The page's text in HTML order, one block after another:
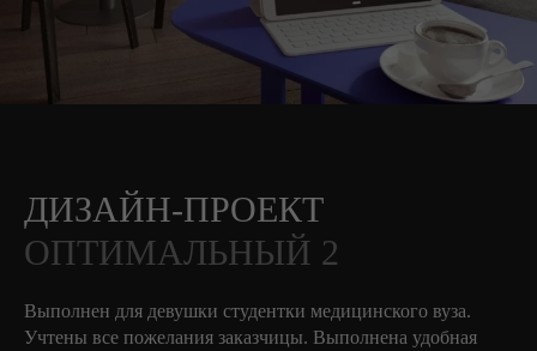
ДИЗАЙН-ПРОЕКТ
ОПТИМАЛЬНЫЙ 2
Выполнен для девушки студентки медицинского вуза.
Учтены все пожелания заказчицы. Выполнена удобная